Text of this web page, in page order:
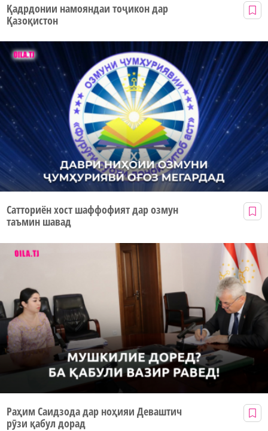
Қадрдонии намояндаи тоҷикон дар
Қазоқистон
Сатториён хост шаффофият дар озмун
таъмин шавад
Раҳим Саидзода дар ноҳияи Деваштич
рӯзи қабул дорад